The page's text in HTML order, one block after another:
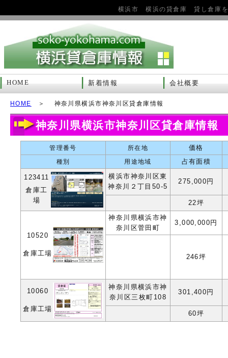
横浜市 横浜の貸倉庫 貸し倉庫
HOME 新着情報 会社概要
HOME ＞ 神奈川県横浜市神奈川区貸倉庫情報
神奈川県横浜市神奈川区貸倉庫情報
管理番号 所在地 価格
種別 用途地域 占有面積
123411
倉庫工
場
横浜市神奈川区東
神奈川２丁目50-5
275,000円
22坪
10520
倉庫工場
神奈川県横浜市神
奈川区菅田町
3,000,000円
246坪
10060
倉庫工場
神奈川県横浜市神
奈川区三枚町108
301,400円
60坪